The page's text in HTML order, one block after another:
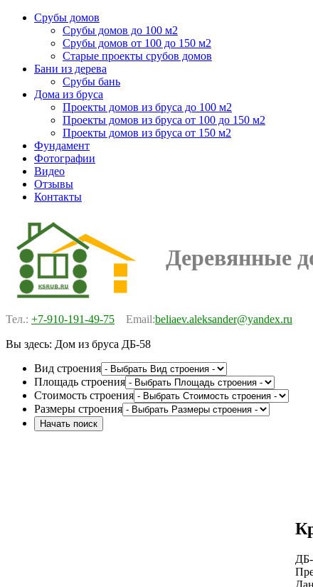
Срубы домов
Срубы домов до 100 м2
Срубы домов от 100 до 150 м2
Старые проекты срубов домов
Бани из дерева
Срубы бань
Дома из бруса
Проекты домов из бруса до 100 м2
Проекты домов из бруса от 100 до 150 м2
Проекты домов из бруса от 150 м2
Фундамент
Фотографии
Видео
Отзывы
Контакты
Деревянные
Тел.: +7-910-191-49-75 Email:beliaev.aleksander@yandex.ru
Вы здесь: Дом из бруса ДБ-58
Вид строения
Площадь строения
Стоимость строения
Размеры строения